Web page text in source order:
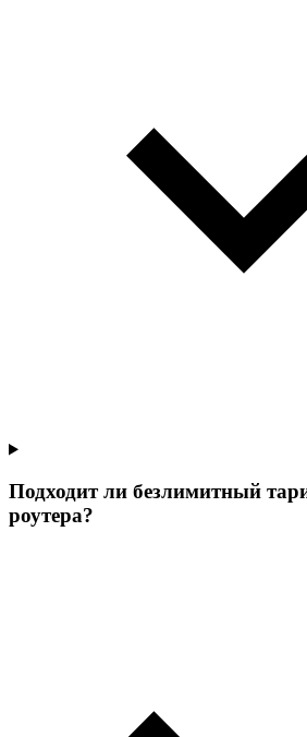
Подходит ли безлимитный
роутера?